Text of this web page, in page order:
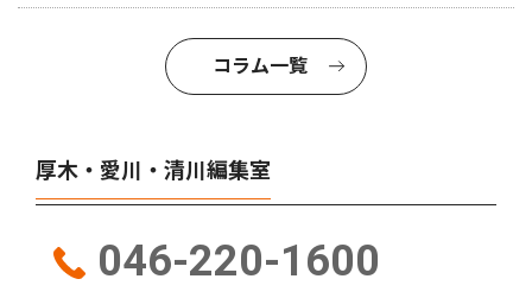
コラム一覧
厚木・愛川・清川編集室
046-220-1600